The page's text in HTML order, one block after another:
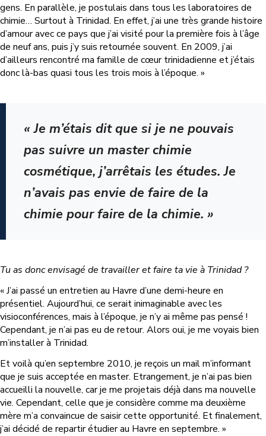
gens. En parallèle, je postulais dans tous les laboratoires de
chimie… Surtout à Trinidad. En effet, j’ai une très grande histoire
d’amour avec ce pays que j’ai visité pour la première fois à l’âge
de neuf ans, puis j’y suis retournée souvent. En 2009, j’ai
d’ailleurs rencontré ma famille de cœur trinidadienne et j’étais
donc là-bas quasi tous les trois mois à l’époque. »
« Je m’étais dit que si je ne pouvais
pas suivre un master chimie
cosmétique, j’arrêtais les études. Je
n’avais pas envie de faire de la
chimie pour faire de la chimie. »
Tu as donc envisagé de travailler et faire ta vie à Trinidad ?
« J’ai passé un entretien au Havre d’une demi-heure en
présentiel. Aujourd’hui, ce serait inimaginable avec les
visioconférences, mais à l’époque, je n’y ai même pas pensé !
Cependant, je n’ai pas eu de retour. Alors oui, je me voyais bien
m’installer à Trinidad.
Et voilà qu’en septembre 2010, je reçois un mail m’informant
que je suis acceptée en master. Etrangement, je n’ai pas bien
accueilli la nouvelle, car je me projetais déjà dans ma nouvelle
vie. Cependant, celle que je considère comme ma deuxième
mère m’a convaincue de saisir cette opportunité. Et finalement,
j’ai décidé de repartir étudier au Havre en septembre. »